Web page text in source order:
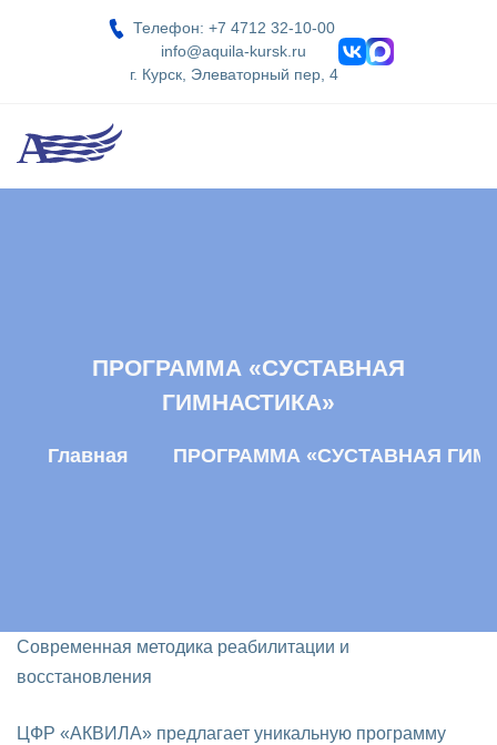
Телефон: +7 4712 32-10-00
info@aquila-kursk.ru
г. Курск, Элеваторный пер, 4
ПРОГРАММА «СУСТАВНАЯ
ГИМНАСТИКА»
Главная ПРОГРАММА «СУСТАВНАЯ
Современная методика реабилитации и
восстановления
ЦФР «АКВИЛА» предлагает уникальную программу